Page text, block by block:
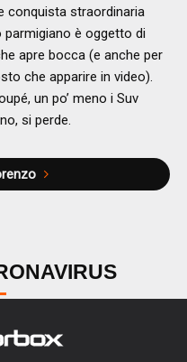
conquista straordinaria
parmigiano è oggetto di
apre bocca (e anche per
che apparire in video).
un po’ meno i Suv
si perde.